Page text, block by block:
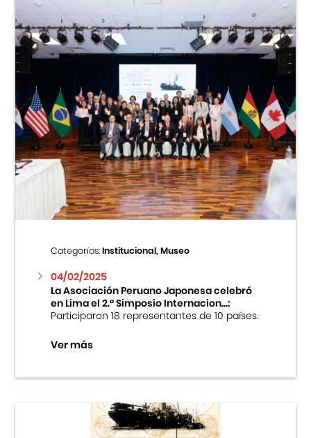
Categorías:Institucional, Museo
04/02/2025
La Asociación Peruano Japonesa celebró
en Lima el 2.º Simposio Internacion...:
Participaron 18 representantes de 10 países.
Ver más